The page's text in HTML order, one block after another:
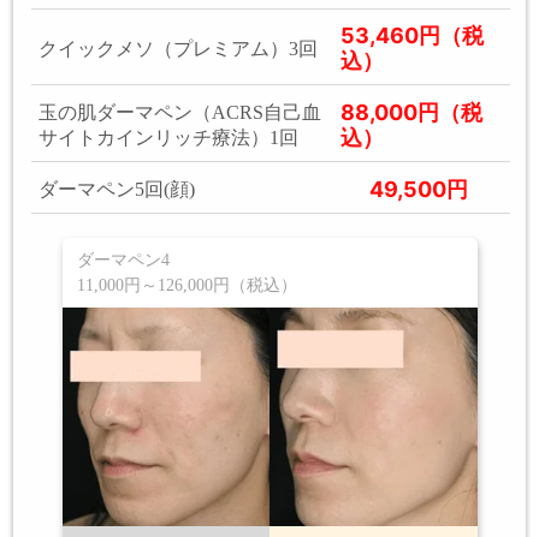
クイックメソ（プレミアム）3回
53,460円（税
込）
玉の肌ダーマペン（ACRS自己血
サイトカインリッチ療法）1回
88,000円（税
込）
ダーマペン5回(顔) 49,500円
ダーマペン4
11,000円～126,000円（税込）